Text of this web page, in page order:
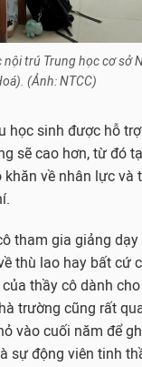
trú Trung học cơ sở
(Ảnh: NTCC)
học sinh được hỗ
sẽ cao hơn, từ đó
về nhân lực và
tham gia giảng
thù lao hay bất cứ
thầy cô dành
trường cũng rất
vào cuối năm để
sự động viên tinh